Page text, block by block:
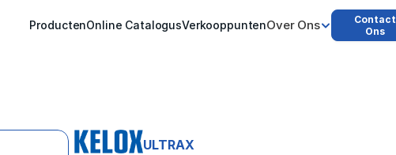
ProductenOnline CatalogusVerkooppuntenOver Ons
Contact
Ons
ULTRAX